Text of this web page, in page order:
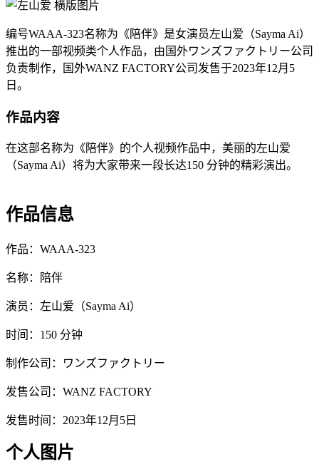
编号WAAA-323名称为《陪伴》是女演员左山爱（Sayma Ai）
推出的一部视频类个人作品，由国外ワンズファクトリー公司
负责制作，国外WANZ FACTORY公司发售于2023年12月5
日。
作品内容
在这部名称为《陪伴》的个人视频作品中，美丽的左山爱
（Sayma Ai）将为大家带来一段长达150 分钟的精彩演出。
作品信息
作品：WAAA-323
名称：陪伴
演员：左山爱（Sayma Ai）
时间：150 分钟
制作公司：ワンズファクトリー
发售公司：WANZ FACTORY
发售时间：2023年12月5日
个人图片